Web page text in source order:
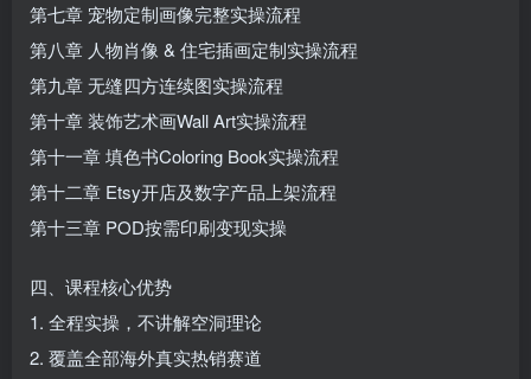
第七章 宠物定制画像完整实操流程
第八章 人物肖像 & 住宅插画定制实操流程
第九章 无缝四方连续图实操流程
第十章 装饰艺术画Wall Art实操流程
第十一章 填色书Coloring Book实操流程
第十二章 Etsy开店及数字产品上架流程
第十三章 POD按需印刷变现实操
四、课程核心优势
1. 全程实操，不讲解空洞理论
2. 覆盖全部海外真实热销赛道